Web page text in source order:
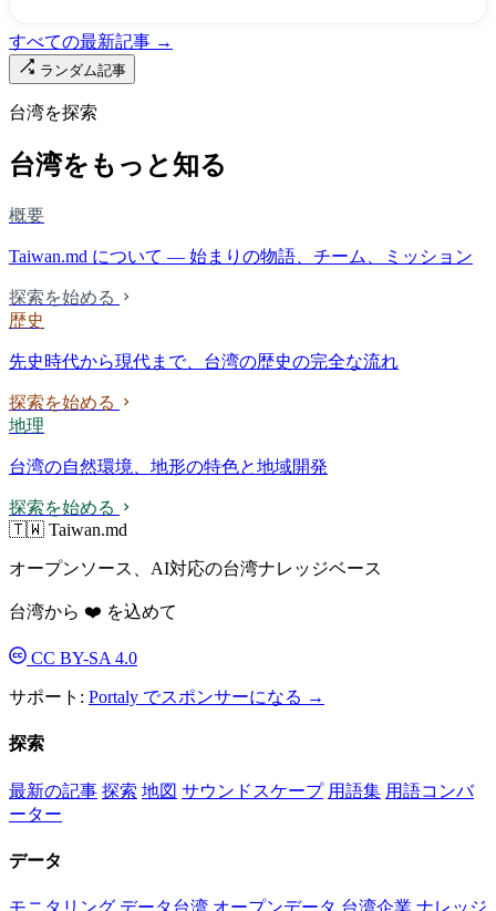
すべての最新記事 →
ランダム記事
台湾を探索
台湾をもっと知る
概要
Taiwan.md について — 始まりの物語、チーム、ミッション
探索を始める
歴史
先史時代から現代まで、台湾の歴史の完全な流れ
探索を始める
地理
台湾の自然環境、地形の特色と地域開発
探索を始める
🇹🇼 Taiwan.md
オープンソース、AI対応の台湾ナレッジベース
台湾から ❤️ を込めて
CC BY-SA 4.0
サポート: Portaly でスポンサーになる →
探索
最新の記事 探索 地図 サウンドスケープ 用語集 用語コンバ
ーター
データ